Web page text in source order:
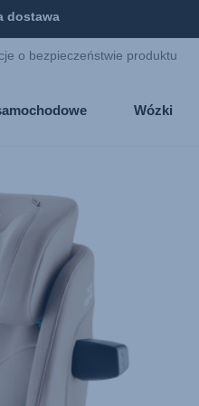
dostawa
o bezpieczeństwie produktu
Wózki